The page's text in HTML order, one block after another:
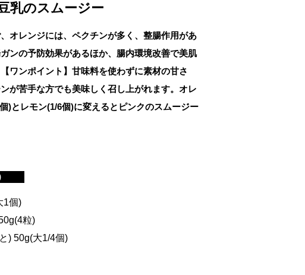
乳のスムージー
オレンジには、ペクチンが多く、整腸作用があ
ンの予防効果があるほか、腸内環境改善で美肌
ワンポイント】甘味料を使わずに素材の甘さ
が苦手な方でも美味しく召し上がれます。オレ
)とレモン(1/6個)に変えるとピンクのスムージー
1個)
粒)
) 50g(大1/4個)